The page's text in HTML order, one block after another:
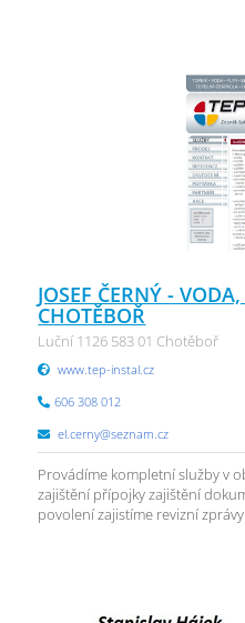
JOSEF ČERNÝ -
CHOTĚBOŘ
Luční 1126 583 01 Chotěboř
www.tep-instal.cz
606 308 012
el.cerny@seznam.cz
Provádíme kompletní služby v
zajištění přípojky zajištění
povolení zajistíme revizní